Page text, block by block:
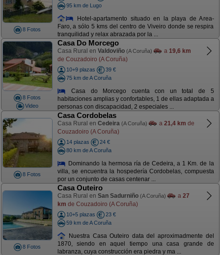
8 Fotos
95 km de Lugo
Hotel-apartamento situado en la playa de Area-
Faro, a sólo 5 kms del centro de Viveiro donde se respira
tranquilidad y relax abrazada por la ...
8 Fotos
Video
Casa Do Morcego
Casa Rural en Valdoviño (A Coruña) a 19,6 km
de Couzadoiro (A Coruña)
10+9 plazas
39 €
75 km de A Coruña
Casa do Morcego cuenta con un total de 5
habitaciones amplias y confortables, 1 de ellas adaptada a
personas con discapacidad, 2 especiales ...
8 Fotos
Casa Cordobelas
Casa Rural en Cedeira (A Coruña) a 21,4 km de
Couzadoiro (A Coruña)
14 plazas
24 €
80 km de A Coruña
Dominando la hermosa ría de Cedeira, a 1 Km. de la
villa, se encuentra la hospedería Cordobelas, compuesta
por un conjunto de casas centenar ...
8 Fotos
Casa Outeiro
Casa Rural en San Sadurniño (A Coruña) a 27
km de Couzadoiro (A Coruña)
10+5 plazas
23 €
59 km de A Coruña
Nuestra Casa Outeiro data del aproximadmente del
1870, siendo en aquel tiempo una casa grande de
labranza, cuya construcción era piedra y ma ...